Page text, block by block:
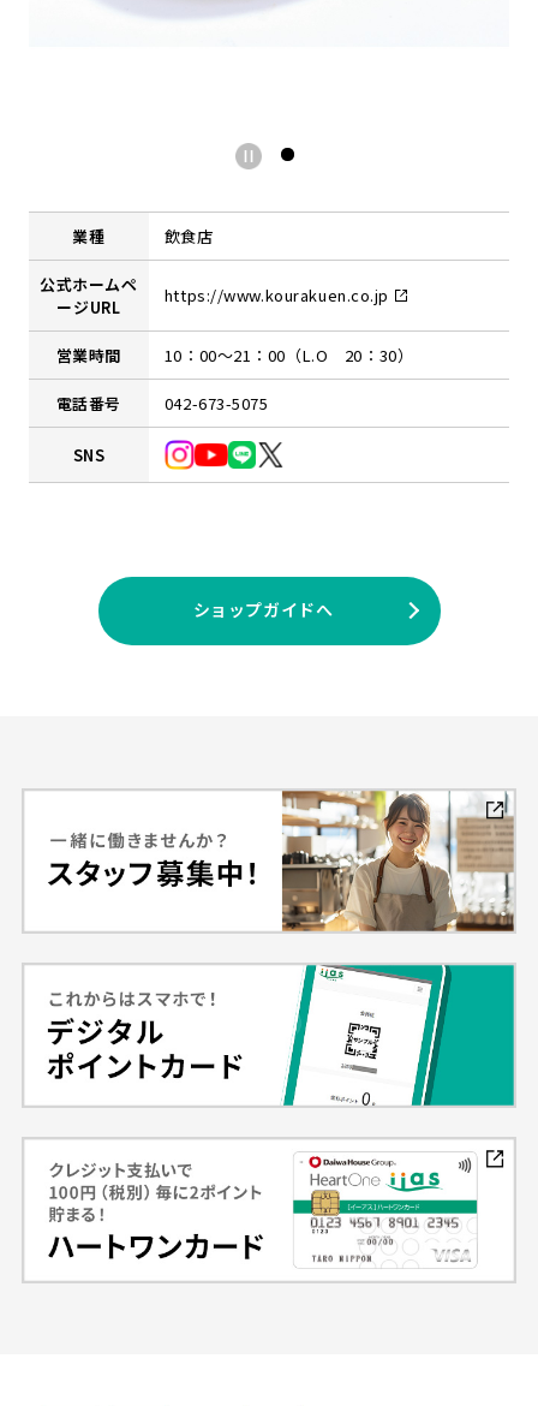
業種 飲食店
公式ホームペ
ージURL
https://www.kourakuen.co.jp
営業時間 10：00～21：00（L.O 20：30）
電話番号 042-673-5075
SNS
ショップガイドへ